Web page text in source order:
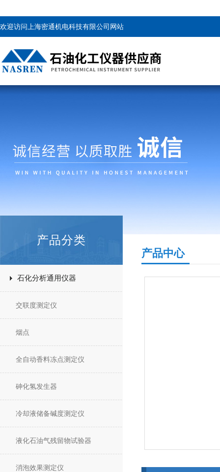
欢迎访问上海密通机电科技有限公司网站
产品分类
石化分析通用仪器
交联度测定仪
烟点
全自动香料冻点测定仪
砷化氢发生器
冷却液储备碱度测定仪
液化石油气残留物试验器
消泡效果测定仪
产品中心